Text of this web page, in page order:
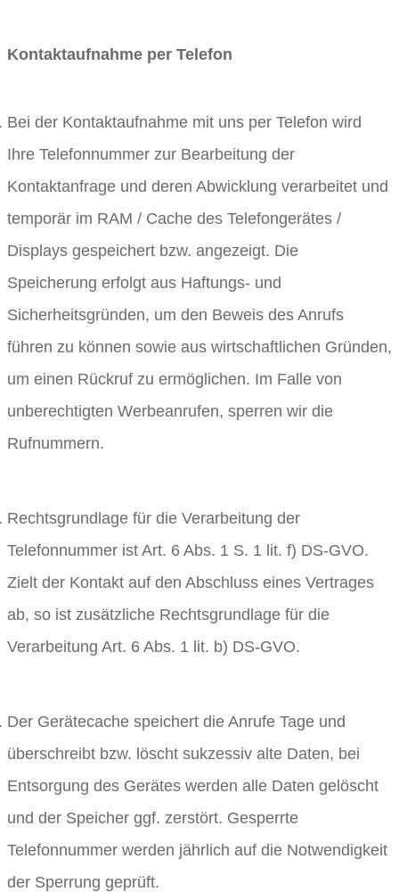
Kontaktaufnahme per Telefon
Bei der Kontaktaufnahme mit uns per Telefon wird
Ihre Telefonnummer zur Bearbeitung der
Kontaktanfrage und deren Abwicklung verarbeitet und
temporär im RAM / Cache des Telefongerätes /
Displays gespeichert bzw. angezeigt. Die
Speicherung erfolgt aus Haftungs- und
Sicherheitsgründen, um den Beweis des Anrufs
führen zu können sowie aus wirtschaftlichen Gründen,
um einen Rückruf zu ermöglichen. Im Falle von
unberechtigten Werbeanrufen, sperren wir die
Rufnummern.
Rechtsgrundlage für die Verarbeitung der
Telefonnummer ist Art. 6 Abs. 1 S. 1 lit. f) DS-GVO.
Zielt der Kontakt auf den Abschluss eines Vertrages
ab, so ist zusätzliche Rechtsgrundlage für die
Verarbeitung Art. 6 Abs. 1 lit. b) DS-GVO.
Der Gerätecache speichert die Anrufe Tage und
überschreibt bzw. löscht sukzessiv alte Daten, bei
Entsorgung des Gerätes werden alle Daten gelöscht
und der Speicher ggf. zerstört. Gesperrte
Telefonnummer werden jährlich auf die Notwendigkeit
der Sperrung geprüft.